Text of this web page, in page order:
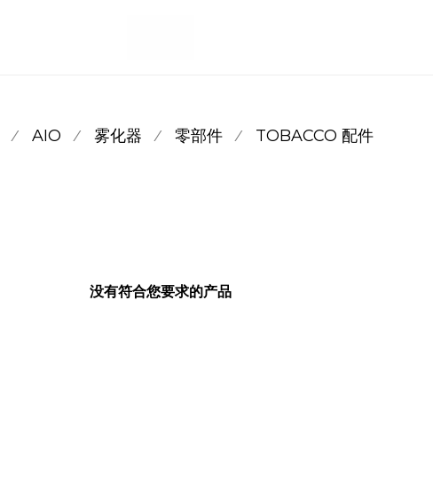
⁄ AIO ⁄ 雾化器 ⁄ 零部件 ⁄ TOBACCO 配件
没有符合您要求的产品